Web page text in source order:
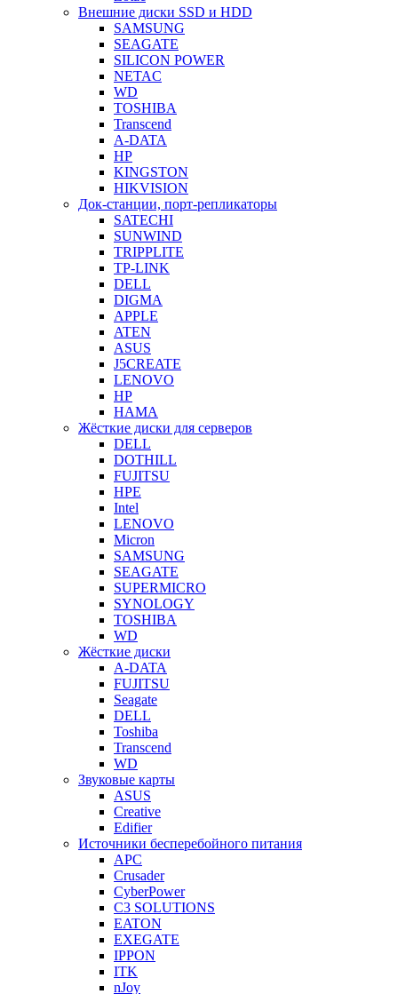
Внешние диски SSD и HDD
SAMSUNG
SEAGATE
SILICON POWER
NETAC
WD
TOSHIBA
Transcend
A-DATA
HP
KINGSTON
HIKVISION
Док-станции, порт-репликаторы
SATECHI
SUNWIND
TRIPPLITE
TP-LINK
DELL
DIGMA
APPLE
ATEN
ASUS
J5CREATE
LENOVO
HP
HAMA
Жёсткие диски для серверов
DELL
DOTHILL
FUJITSU
HPE
Intel
LENOVO
Micron
SAMSUNG
SEAGATE
SUPERMICRO
SYNOLOGY
TOSHIBA
WD
Жёсткие диски
A-DATA
FUJITSU
Seagate
DELL
Toshiba
Transcend
WD
Звуковые карты
ASUS
Creative
Edifier
Источники бесперебойного питания
APC
Crusader
CyberPower
C3 SOLUTIONS
EATON
EXEGATE
IPPON
ITK
nJoy